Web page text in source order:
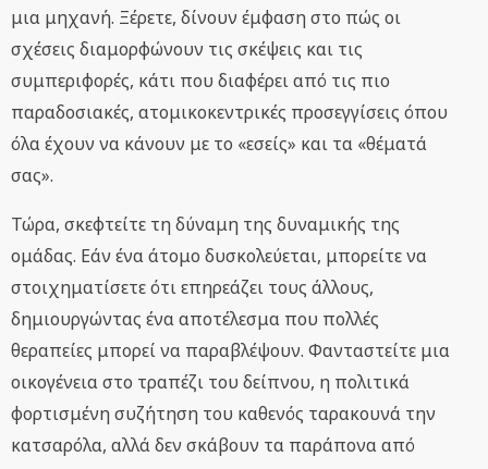
μια μηχανή. Ξέρετε, δίνουν έμφαση στο πώς οι
σχέσεις διαμορφώνουν τις σκέψεις και τις
συμπεριφορές, κάτι που διαφέρει από τις πιο
παραδοσιακές, ατομικοκεντρικές προσεγγίσεις όπου
όλα έχουν να κάνουν με το «εσείς» και τα «θέματά
σας».
Τώρα, σκεφτείτε τη δύναμη της δυναμικής της
ομάδας. Εάν ένα άτομο δυσκολεύεται, μπορείτε να
στοιχηματίσετε ότι επηρεάζει τους άλλους,
δημιουργώντας ένα αποτέλεσμα που πολλές
θεραπείες μπορεί να παραβλέψουν. Φανταστείτε μια
οικογένεια στο τραπέζι του δείπνου, η πολιτικά
φορτισμένη συζήτηση του καθενός ταρακουνά την
κατσαρόλα, αλλά δεν σκάβουν τα παράπονα από